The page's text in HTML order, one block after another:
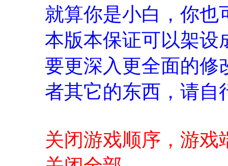
就算你是小白，你也
本版本保证可以架设
要更深入更全面的修
者其它的东西，请自
关闭游戏顺序，游戏